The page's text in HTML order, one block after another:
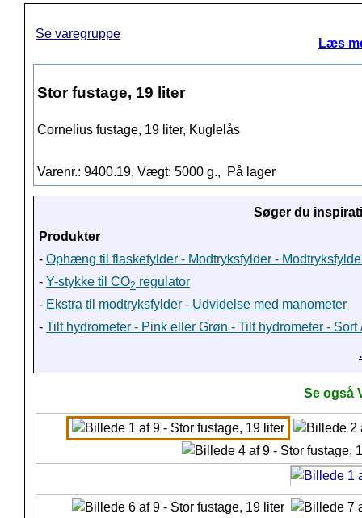
Se varegruppe
Læs
Stor fustage, 19 liter
Cornelius fustage, 19 liter, Kuglelås
Varenr.: 9400.19, Vægt: 5000 g., På lager
Søger du
Produkter
- Ophæng til flaskefylder - Modtryksfylder -
- Y-stykke til CO2 regulator
- Ekstra til modtryksfylder - Udvidelse med manometer
- Tilt hydrometer - Pink eller Grøn - Tilt hydrometer -
Se også